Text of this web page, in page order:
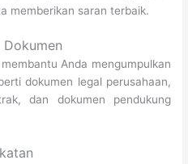
memberikan saran terbaik.
Anda mengumpulkan
dokumen legal perusahaan,
dan dokumen pendukung